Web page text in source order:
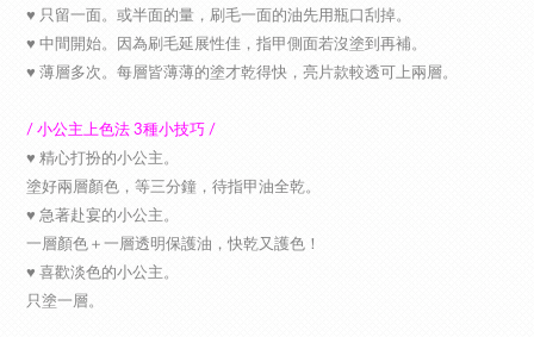
♥︎ 只留一面。或半面的量，刷毛一面的油先用瓶口刮掉。
♥︎ 中間開始。因為刷毛延展性佳，指甲側面若沒塗到再補。
♥︎ 薄層多次。每層皆薄薄的塗才乾得快，亮片款較透可上兩層。
/ 小公主上色法 3種小技巧 /
♥︎ 精心打扮的小公主。
塗好兩層顏色，等三分鐘，待指甲油全乾。
♥︎ 急著赴宴的小公主。
一層顏色＋一層透明保護油，快乾又護色！
♥︎ 喜歡淡色的小公主。
只塗一層。